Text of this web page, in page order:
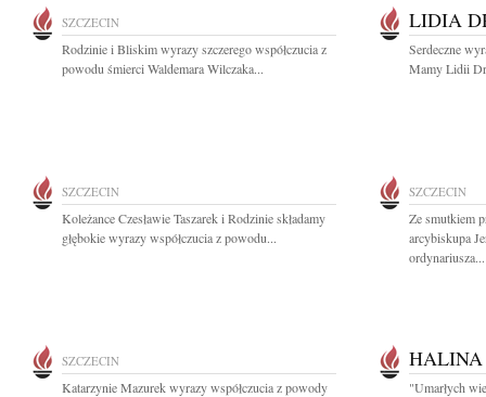
SZCZECIN
Rodzinie i Bliskim wyrazy szczerego współczucia z
powodu śmierci Waldemara Wilczaka...
LIDIA
Serdeczne
Mamy Lidii
SZCZECIN
Koleżance Czesławie Taszarek i Rodzinie składamy
głębokie wyrazy współczucia z powodu...
SZCZECIN
Ze smutkiem
arcybiskupa
ordynariusza...
SZCZECIN
Katarzynie Mazurek wyrazy współczucia z powody
HALINA
"Umarłych